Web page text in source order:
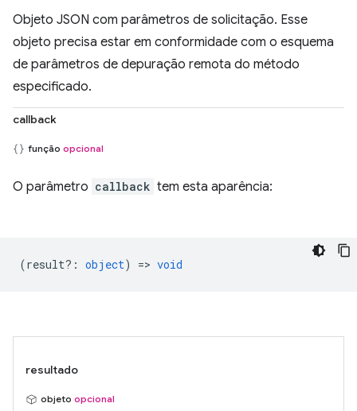
Objeto JSON com parâmetros de solicitação. Esse
objeto precisa estar em conformidade com o esquema
de parâmetros de depuração remota do método
especificado.
callback
função opcional
O parâmetro callback tem esta aparência:
(result? : object) => void
resultado
objeto opcional